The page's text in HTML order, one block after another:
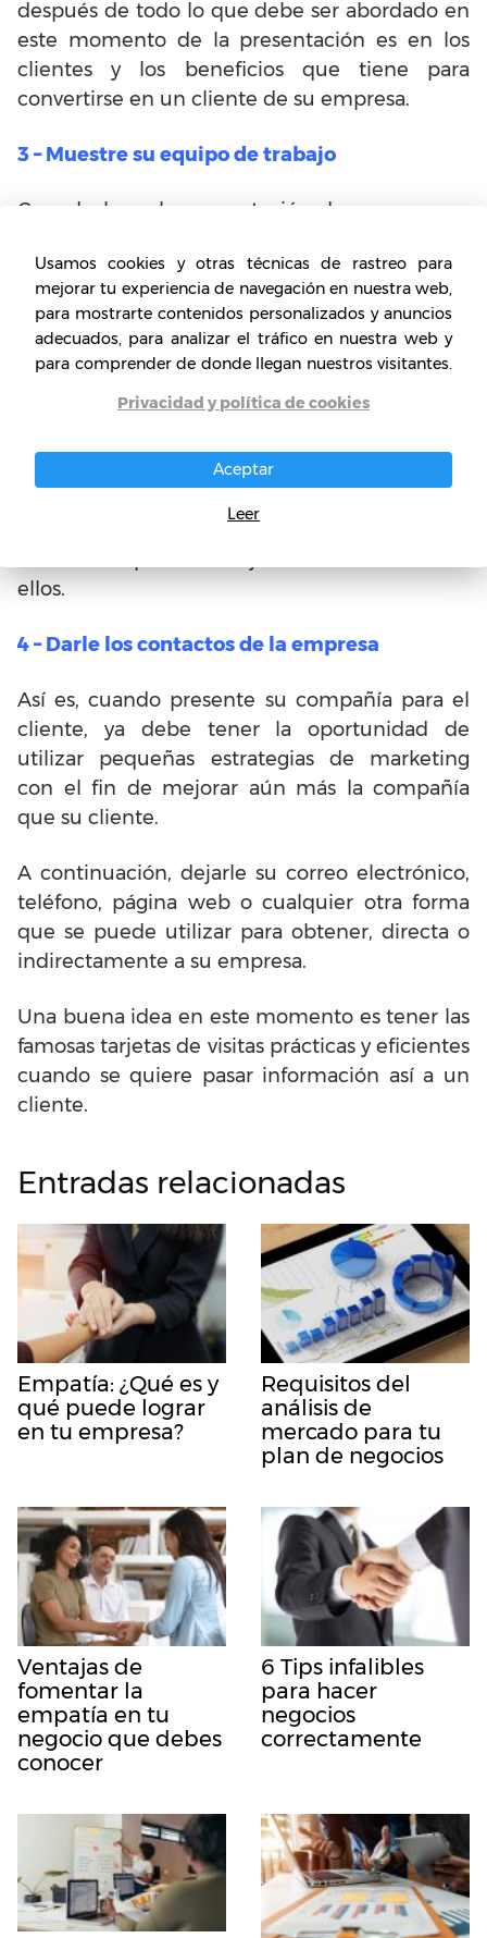
después de todo lo que debe ser abordado en
este momento de la presentación es en los
clientes y los beneficios que tiene para
convertirse en un cliente de su empresa.
3 – Muestre su equipo de trabajo
Cuando haga la presentación de su empresa
las personas que lo hacen funcionar. Estoy
hablando de sus empleados o su equipo.
Ellos son parte de su negocio y usted debe
es eficiente y está totalmente preparado para
usted no necesita ser dar nombres de todas las
personas, pero de manera general, lo que sus
ellos.
4 – Darle los contactos de la empresa
Así es, cuando presente su compañía para el
cliente, ya debe tener la oportunidad de
utilizar pequeñas estrategias de marketing
con el fin de mejorar aún más la compañía
que su cliente.
A continuación, dejarle su correo electrónico,
teléfono, página web o cualquier otra forma
que se puede utilizar para obtener, directa o
indirectamente a su empresa.
Una buena idea en este momento es tener las
famosas tarjetas de visitas prácticas y eficientes
cuando se quiere pasar información así a un
cliente.
Entradas relacionadas
Empatía: ¿Qué es y
qué puede lograr
en tu empresa?
Requisitos del
análisis de
mercado para tu
plan de negocios
Ventajas de
fomentar la
empatía en tu
negocio que debes
conocer
6 Tips infalibles
para hacer
negocios
correctamente
Usamos cookies y otras técnicas de rastreo para
mejorar tu experiencia de navegación en nuestra web,
para mostrarte contenidos personalizados y anuncios
adecuados, para analizar el tráfico en nuestra web y
para comprender de donde llegan nuestros visitantes.
Privacidad y política de cookies
Aceptar
Leer